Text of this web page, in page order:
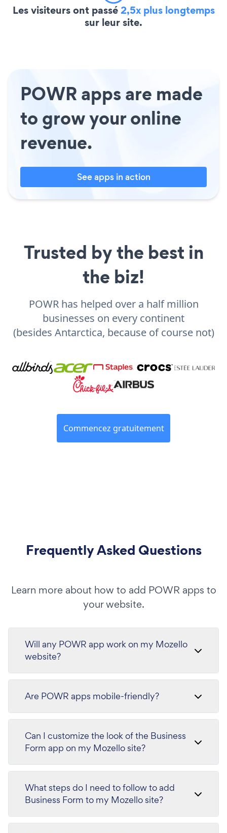
Les visiteurs ont passé2,5x plus longtemps
sur leur site.
POWR apps are made
to grow your online
revenue.
See apps in action
Trusted by the best in
the biz!
POWR has helped over a half million
businesses on every continent
(besides Antarctica, because of course not)
Commencez gratuitement
Frequently Asked Questions
Learn more about how to add POWR apps to
your website.
Will any POWR app work on my Mozello
website?
Are POWR apps mobile-friendly?
Can I customize the look of the Business
Form app on my Mozello site?
What steps do I need to follow to add
Business Form to my Mozello site?